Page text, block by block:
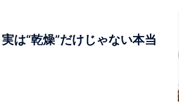
は“乾燥”だけじゃない本当